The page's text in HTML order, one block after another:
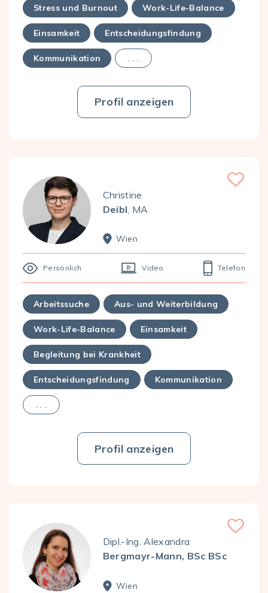
Stress und Burnout Work-Life-Balance
Einsamkeit Entscheidungsfindung
Kommunikation . . .
Profil anzeigen
Favorite
Christine
Deibl , MA
Wien
Persönlich Video Telefon
Arbeitssuche Aus- und Weiterbildung
Work-Life-Balance Einsamkeit
Begleitung bei Krankheit
Entscheidungsfindung Kommunikation
. . .
Profil anzeigen
Favorite
Dipl.-Ing. Alexandra
Bergmayr-Mann, BSc BSc
Wien